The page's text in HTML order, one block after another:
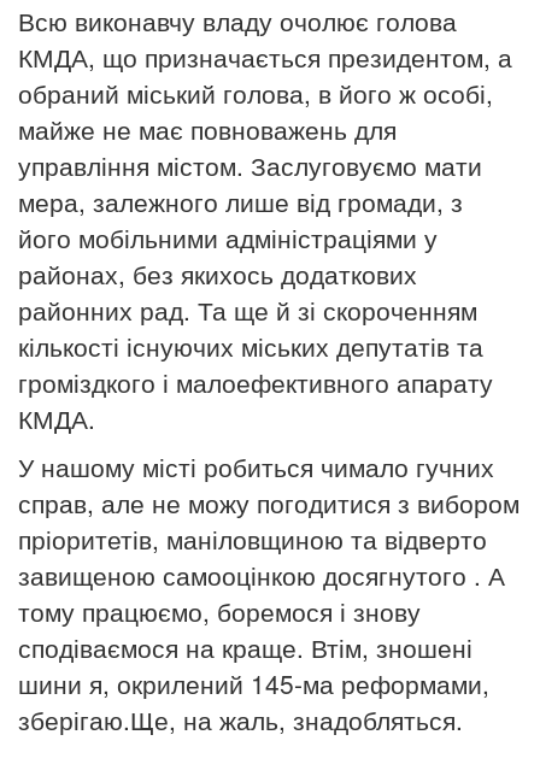
Всю виконавчу владу очолює голова
КМДА, що призначається президентом, а
обраний міський голова, в його ж особі,
майже не має повноважень для
управління містом. Заслуговуємо мати
мера, залежного лише від громади, з
його мобільними адміністраціями у
районах, без якихось додаткових
районних рад. Та ще й зі скороченням
кількості існуючих міських депутатів та
громіздкого і малоефективного апарату
КМДА.
У нашому місті робиться чимало гучних
справ, але не можу погодитися з вибором
пріоритетів, маніловщиною та відверто
завищеною самооцінкою досягнутого . А
тому працюємо, боремося і знову
сподіваємося на краще. Втім, зношені
шини я, окрилений 145-ма реформами,
зберігаю.Ще, на жаль, знадобляться.